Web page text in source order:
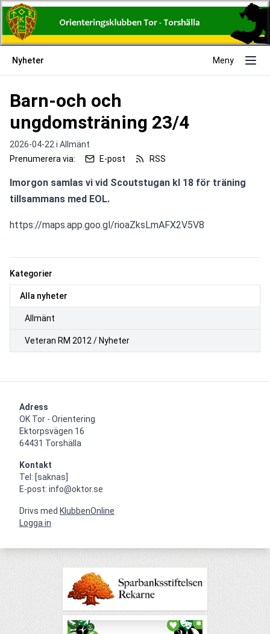
Nyheter Meny
Kategorier
Alla nyheter
Allmänt
Veteran RM 2012 / Nyheter
Barn-och och
ungdomsträning 23/4
2026-04-22 i Allmänt
Prenumerera via:
E-post RSS
Imorgon samlas vi vid Scoutstugan kl 18 för träning
tillsammans med EOL.
https://maps.app.goo.gl/rioaZksLmAFX2V5V8
Adress
OK Tor - Orientering
Ektorpsvägen 16
64431 Torshälla
Kontakt
Tel: [saknas]
E-post: info@oktor.se
Drivs med KlubbenOnline
Logga in